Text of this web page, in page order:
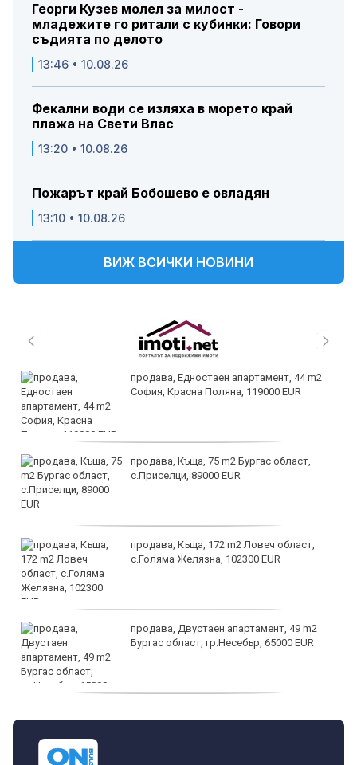
Георги Кузев молел за милост -
младежите го ритали с кубинки: Говори
съдията по делото
13:46 • 10.08.26
Фекални води се изляха в морето край
плажа на Свети Влас
13:20 • 10.08.26
Пожарът край Бобошево е овладян
13:10 • 10.08.26
ВИЖ ВСИЧКИ НОВИНИ
продава, Едностаен апартамент, 44 m2
София, Красна Поляна, 119000 EUR
продава, Къща, 75 m2 Бургас област,
с.Приселци, 89000 EUR
продава, Къща, 172 m2 Ловеч област,
с.Голяма Желязна, 102300 EUR
продава, Двустаен апартамент, 49 m2
Бургас област, гр.Несебър, 65000 EUR